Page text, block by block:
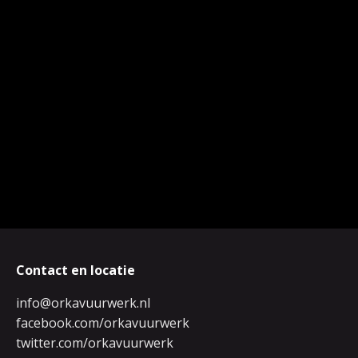
Contact en locatie
info@orkavuurwerk.nl
facebook.com/orkavuurwerk
twitter.com/orkavuurwerk